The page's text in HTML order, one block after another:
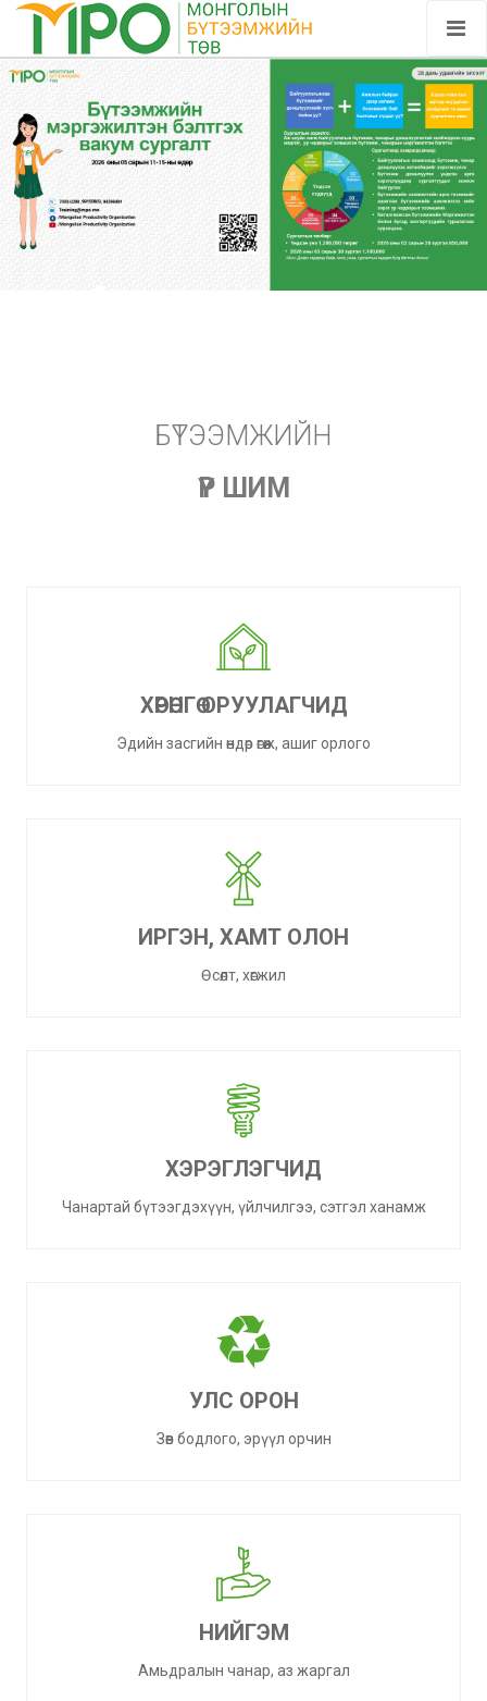
БҮТЭЭМЖИЙН
ҮР ШИМ
ХӨРӨНГӨ ОРУУЛАГЧИД
Эдийн засгийн өндөр өгөөж, ашиг орлого
ИРГЭН, ХАМТ ОЛОН
Өсөлт, хөгжил
ХЭРЭГЛЭГЧИД
Чанартай бүтээгдэхүүн, үйлчилгээ, сэтгэл ханамж
УЛС ОРОН
Зөв бодлого, эрүүл орчин
НИЙГЭМ
Амьдралын чанар, аз жаргал